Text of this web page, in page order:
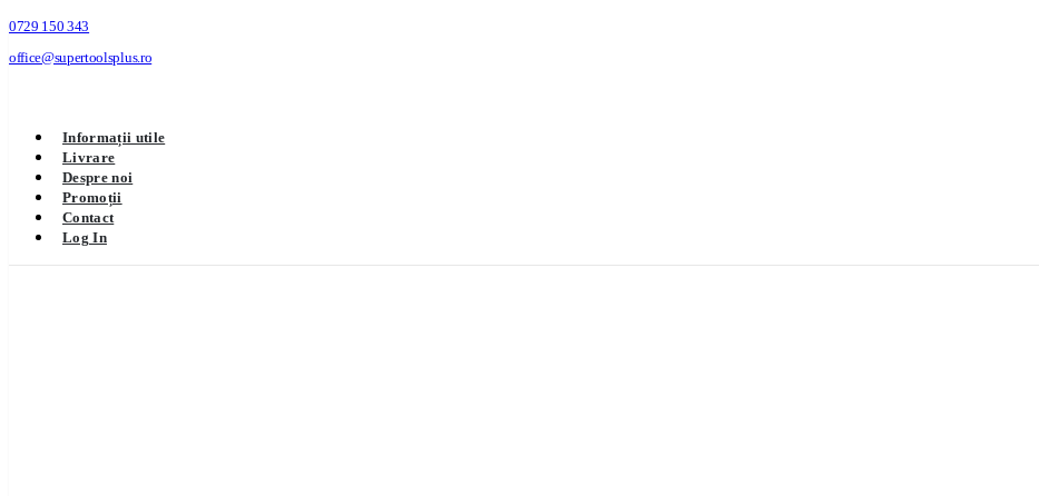
0729 150 343
office@supertoolsplus.ro
Informații utile
Livrare
Despre noi
Promoții
Contact
Log In